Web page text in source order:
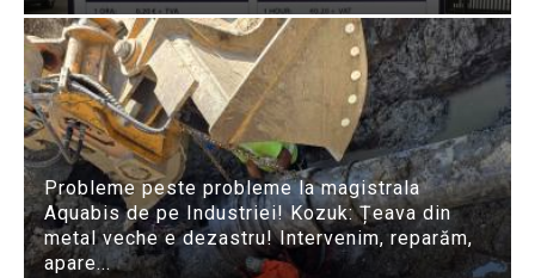
Probleme peste probleme la magistrala
Aquabis de pe Industriei! Kozuk: Țeava din
metal veche e dezastru! Intervenim, reparăm,
apare...